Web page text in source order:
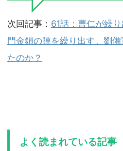
次回記事： 61話：曹仁が繰
門金鎖の陣を繰り出す。劉
たのか？
よく読まれている記事